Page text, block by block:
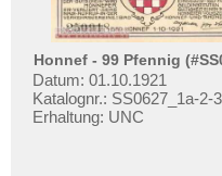
Honnef - 99 Pfennig
Datum: 01.10.1921
Katalognr.: SS0627_1a-2-3
Erhaltung: UNC